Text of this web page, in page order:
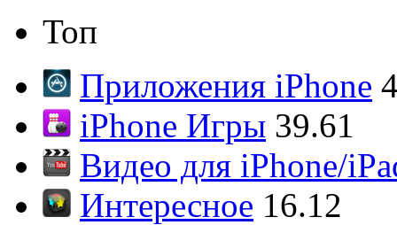
Топ
Приложения iPhone
iPhone Игры 39.61
Видео для iPhone/
Интересное 16.12